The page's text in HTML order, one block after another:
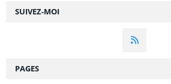
SUIVEZ-MOI
PAGES